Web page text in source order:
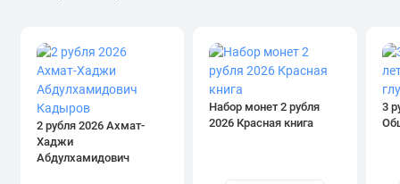
2 рубля 2026 Ахмат-
Хаджи
Абдулхамидович
Набор монет 2 рубля
2026 Красная книга
3